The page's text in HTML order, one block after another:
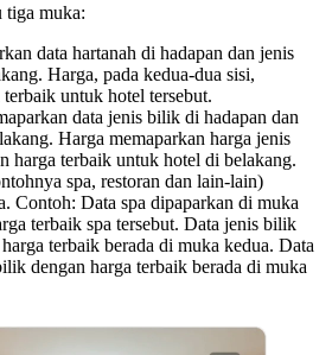
tiga muka:
data hartanah di hadapan dan jenis
Harga, pada kedua-dua sisi,
untuk hotel tersebut.
data jenis bilik di hadapan dan
Harga memaparkan harga jenis
harga terbaik untuk hotel di belakang.
spa, restoran dan lain-lain)
Contoh: Data spa dipaparkan di muka
terbaik spa tersebut. Data jenis bilik
terbaik berada di muka kedua. Data
dengan harga terbaik berada di muka